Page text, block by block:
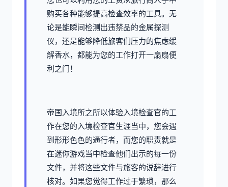
购买各种能够提高检查效率的工具。无
论是能瞬间检测出违禁品的金属探测
仪，还是能够降低旅客们压力的焦虑缓
解香水，都能为您的工作打开一扇扇便
利之门！
帝国入境所之所以体验入境检查官的工
作在您的入境检查官生涯当中，您会遇
到形形色色的通行者，而您的职责就是
在迷你游戏当中检查他们出示的每一份
文件，并将这些文件与旅客的说辞进行
核对。如果您觉得工作过于繁琐，那么